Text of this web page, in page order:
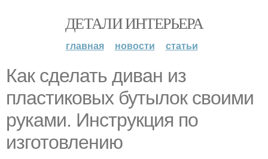
ДЕТАЛИ ИНТЕРЬЕРА
главная новости статьи
Как сделать диван из
пластиковых бутылок своими
руками. Инструкция по
изготовлению